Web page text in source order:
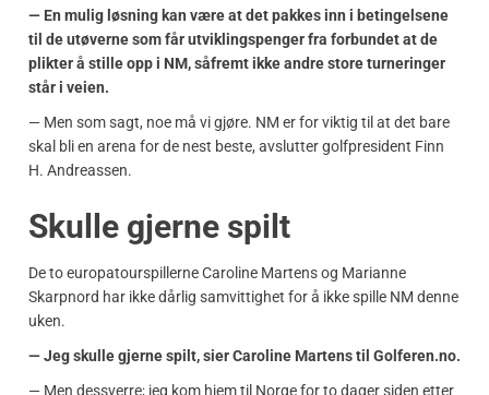
— En mulig løsning kan være at det pakkes inn i betingelsene
til de utøverne som får utviklingspenger fra forbundet at de
plikter å stille opp i NM, såfremt ikke andre store turneringer
står i veien.
— Men som sagt, noe må vi gjøre. NM er for viktig til at det bare
skal bli en arena for de nest beste, avslutter golfpresident Finn
H. Andreassen.
Skulle gjerne spilt
De to europatourspillerne Caroline Martens og Marianne
Skarpnord har ikke dårlig samvittighet for å ikke spille NM denne
uken.
— Jeg skulle gjerne spilt, sier Caroline Martens til Golferen.no.
— Men dessverre; jeg kom hjem til Norge for to dager siden etter